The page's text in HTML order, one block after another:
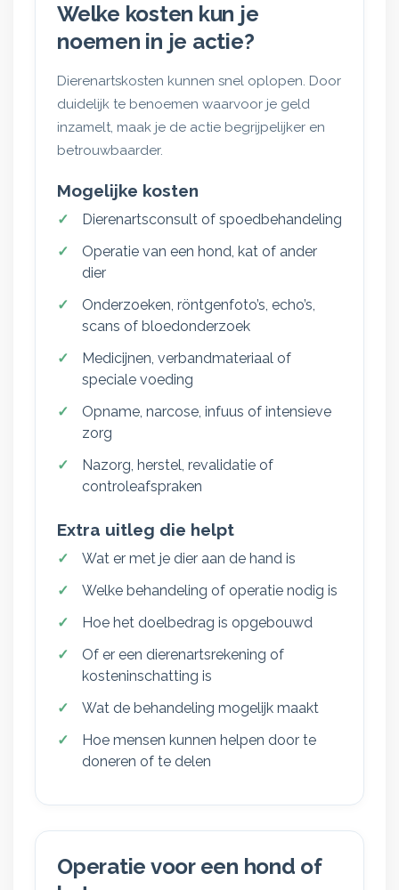
Welke kosten kun je
noemen in je actie?
Dierenartskosten kunnen snel oplopen. Door
duidelijk te benoemen waarvoor je geld
inzamelt, maak je de actie begrijpelijker en
betrouwbaarder.
Mogelijke kosten
Dierenartsconsult of spoedbehandeling
Operatie van een hond, kat of ander
dier
Onderzoeken, röntgenfoto’s, echo’s,
scans of bloedonderzoek
Medicijnen, verbandmateriaal of
speciale voeding
Opname, narcose, infuus of intensieve
zorg
Nazorg, herstel, revalidatie of
controleafspraken
Extra uitleg die helpt
Wat er met je dier aan de hand is
Welke behandeling of operatie nodig is
Hoe het doelbedrag is opgebouwd
Of er een dierenartsrekening of
kosteninschatting is
Wat de behandeling mogelijk maakt
Hoe mensen kunnen helpen door te
doneren of te delen
Operatie voor een hond of